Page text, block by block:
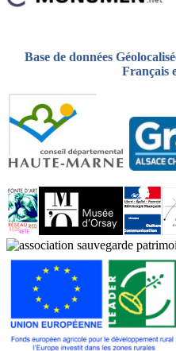
Base de données
Français